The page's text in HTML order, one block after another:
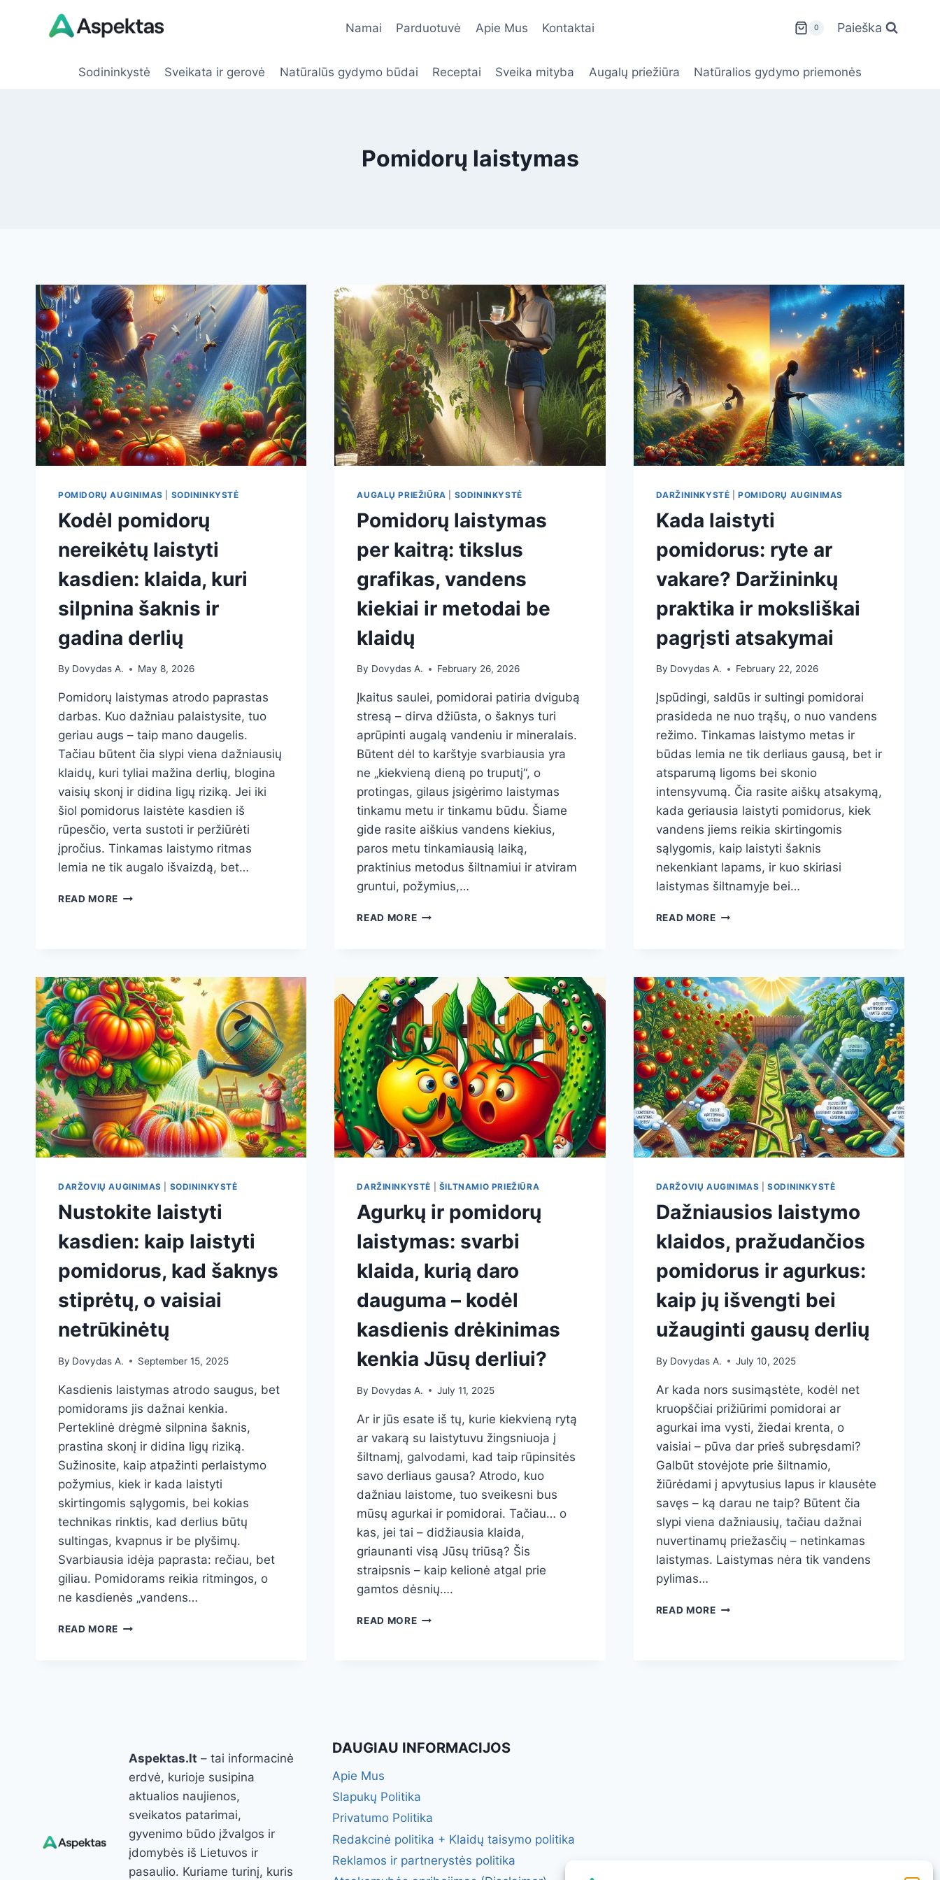
Namai Parduotuvė Apie Mus Kontaktai 0 Paieška
Sodininkystė Sveikata ir gerovė Natūralūs gydymo būdai Receptai Sveika mityba Augalų priežiūra Natūralios gydymo priemonės
Pomidorų laistymas
POMIDORŲ AUGINIMAS SODININKYSTĖ
Kodėl pomidorų
nereikėtų laistyti
kasdien: klaida, kuri
silpnina šaknis ir
gadina derlių
By Dovydas A. May 8, 2026
Pomidorų laistymas atrodo paprastas
darbas. Kuo dažniau palaistysite, tuo
geriau augs – taip mano daugelis.
Tačiau būtent čia slypi viena dažniausių
klaidų, kuri tyliai mažina derlių, blogina
vaisių skonį ir didina ligų riziką. Jei iki
šiol pomidorus laistėte kasdien iš
rūpesčio, verta sustoti ir peržiūrėti
įpročius. Tinkamas laistymo ritmas
lemia ne tik augalo išvaizdą, bet…
READ MORE KODĖL
KURI
SILPNINA
ŠAKNIS
IR
GADINA
DERLIŲ
AUGALŲ PRIEŽIŪRA SODININKYSTĖ
Pomidorų laistymas
per kaitrą: tikslus
grafikas, vandens
kiekiai ir metodai be
klaidų
By Dovydas A. February 26, 2026
Įkaitus saulei, pomidorai patiria dvigubą
stresą – dirva džiūsta, o šaknys turi
aprūpinti augalą vandeniu ir mineralais.
Būtent dėl to karštyje svarbiausia yra
ne „kiekvieną dieną po truputį“, o
protingas, gilaus įsigėrimo laistymas
tinkamu metu ir tinkamu būdu. Šiame
gide rasite aiškius vandens kiekius,
paros metu tinkamiausią laiką,
praktinius metodus šiltnamiui ir atviram
gruntui, požymius,…
READ MOREPOMIDORŲ
GRAFIKAS,
VANDENS
KIEKIAI
IR
METODAI
BE
KLAIDŲ
DARŽININKYSTĖ |POMIDORŲ AUGINIMAS
Kada laistyti
pomidorus: ryte ar
vakare? Daržininkų
praktika ir moksliškai
pagrįsti atsakymai
By Dovydas A. February 22, 2026
Įspūdingi, saldūs ir sultingi pomidorai
prasideda ne nuo trąšų, o nuo vandens
režimo. Tinkamas laistymo metas ir
būdas lemia ne tik derliaus gausą, bet ir
atsparumą ligoms bei skonio
intensyvumą. Čia rasite aiškų atsakymą,
kada geriausia laistyti pomidorus, kiek
vandens jiems reikia skirtingomis
sąlygomis, kaip laistyti šaknis
nekenkiant lapams, ir kuo skiriasi
laistymas šiltnamyje bei…
READ MOREKADA
VAKARE?
DARŽININKŲ
PRAKTIKA
IR
MOKSLIŠKAI
PAGRĮSTI
ATSAKYMAI
DARŽOVIŲ AUGINIMAS SODININKYSTĖ
Nustokite laistyti
kasdien: kaip laistyti
pomidorus, kad šaknys
stiprėtų, o vaisiai
netrūkinėtų
By Dovydas A. September 15, 2025
Kasdienis laistymas atrodo saugus, bet
pomidorams jis dažnai kenkia.
Perteklinė drėgmė silpnina šaknis,
prastina skonį ir didina ligų riziką.
Sužinosite, kaip atpažinti perlaistymo
požymius, kiek ir kada laistyti
skirtingomis sąlygomis, bei kokias
technikas rinktis, kad derlius būtų
sultingas, kvapnus ir be plyšimų.
Svarbiausia idėja paprasta: rečiau, bet
giliau. Pomidorams reikia ritmingos, o
ne kasdienės „vandens…
READ MORE NUSTOKITE
VAISIAI
NETRŪKINĖTŲ
DARŽININKYSTĖ ŠILTNAMIO PRIEŽIŪRA
Agurkų ir pomidorų
laistymas: svarbi
klaida, kurią daro
dauguma – kodėl
kasdienis drėkinimas
kenkia Jūsų derliui?
By Dovydas A. July 11, 2025
Ar ir jūs esate iš tų, kurie kiekvieną rytą
ar vakarą su laistytuvu žingsniuoja į
šiltnamį, galvodami, kad taip rūpinsitės
savo derliaus gausa? Atrodo, kuo
dažniau laistome, tuo sveikesni bus
mūsų agurkai ir pomidorai. Tačiau… o
kas, jei tai – didžiausia klaida,
griaunanti visą Jūsų triūsą? Šis
straipsnis – kaip kelionė atgal prie
gamtos dėsnių….
READ MOREAGURKŲ
–
DRĖKINIMAS
JŪSŲ
DERLIUI?
DARŽOVIŲ AUGINIMAS |SODININKYSTĖ
Dažniausios laistymo
klaidos, pražudančios
pomidorus ir agurkus:
kaip jų išvengti bei
užauginti gausų derlių
By Dovydas A. July 10, 2025
Ar kada nors susimąstėte, kodėl net
kruopščiai prižiūrimi pomidorai ar
agurkai ima vysti, žiedai krenta, o
vaisiai – pūva dar prieš subręsdami?
Galbūt stovėjote prie šiltnamio,
žiūrėdami į apvytusius lapus ir klausėte
savęs – ką darau ne taip? Būtent čia
slypi viena dažniausių, tačiau dažnai
nuvertinamų priežasčių – netinkamas
laistymas. Laistymas nėra tik vandens
pylimas…
READ MOREDAŽNIAUSIOS
Aspektas.lt – tai informacinė
erdvė, kurioje susipina
aktualios naujienos,
sveikatos patarimai,
gyvenimo būdo įžvalgos ir
įdomybės iš Lietuvos ir
pasaulio. Kuriame turinį, kuris
DAUGIAU INFORMACIJOS
Apie Mus
Slapukų Politika
Privatumo Politika
Redakcinė politika + Klaidų taisymo politika
Reklamos ir partnerystės politika